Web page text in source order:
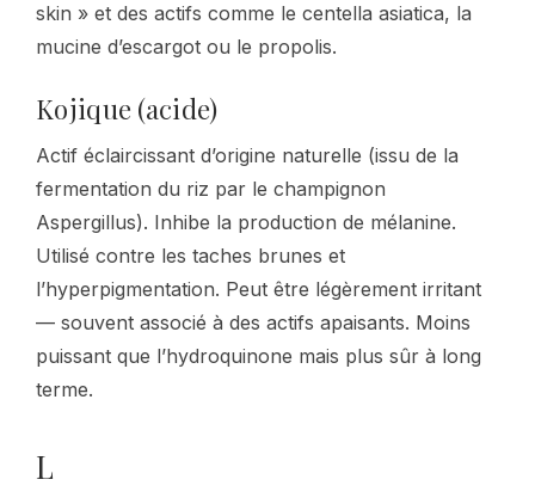
skin » et des actifs comme le centella asiatica, la
mucine d’escargot ou le propolis.
Kojique (acide)
Actif éclaircissant d’origine naturelle (issu de la
fermentation du riz par le champignon
Aspergillus). Inhibe la production de mélanine.
Utilisé contre les taches brunes et
l’hyperpigmentation. Peut être légèrement irritant
— souvent associé à des actifs apaisants. Moins
puissant que l’hydroquinone mais plus sûr à long
terme.
L